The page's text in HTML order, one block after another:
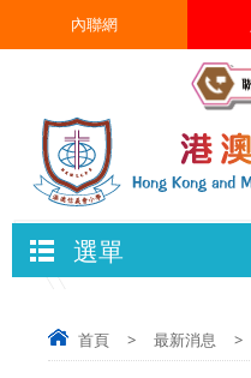
內聯網
選單
首頁 > 最新消息 >